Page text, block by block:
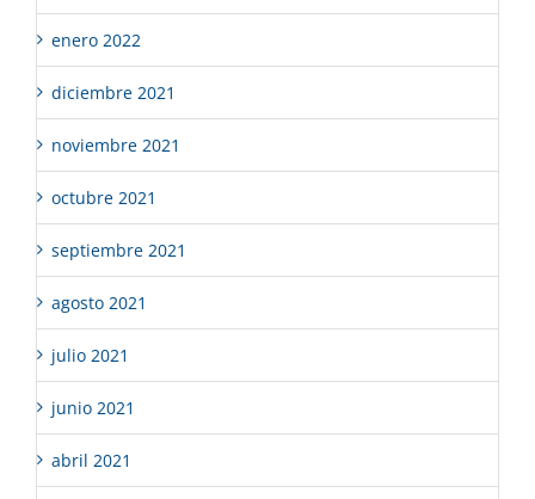
enero 2022
diciembre 2021
noviembre 2021
octubre 2021
septiembre 2021
agosto 2021
julio 2021
junio 2021
abril 2021